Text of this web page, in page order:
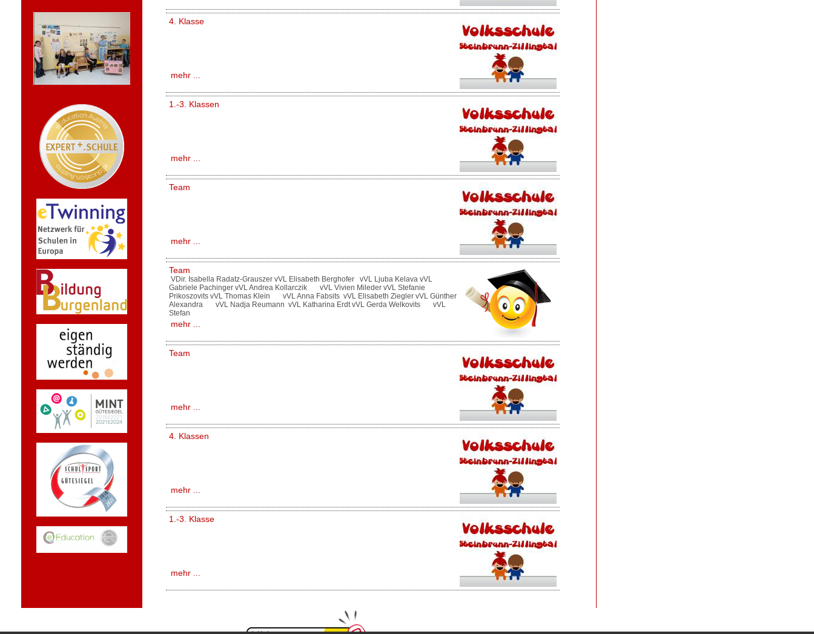
4. Klasse
mehr ...
1.-3. Klassen
mehr ...
Team
mehr ...
Team
VDir. Isabella Radatz-Grauszer vVL Elisabeth Berghofer vVL Ljuba Kelava vVL
Gabriele Pachinger vVL Andrea Kollarczik vVL Vivien Mileder vVL Stefanie
Prikoszovits vVL Thomas Klein vVL Anna Fabsits vVL Elisabeth Ziegler vVL Günther
Alexandra vVL Nadja Reumann vVL Katharina Erdt vVL Gerda Welkovits vVL
Stefan
mehr ...
Team
mehr ...
4. Klassen
mehr ...
1.-3. Klasse
mehr ...